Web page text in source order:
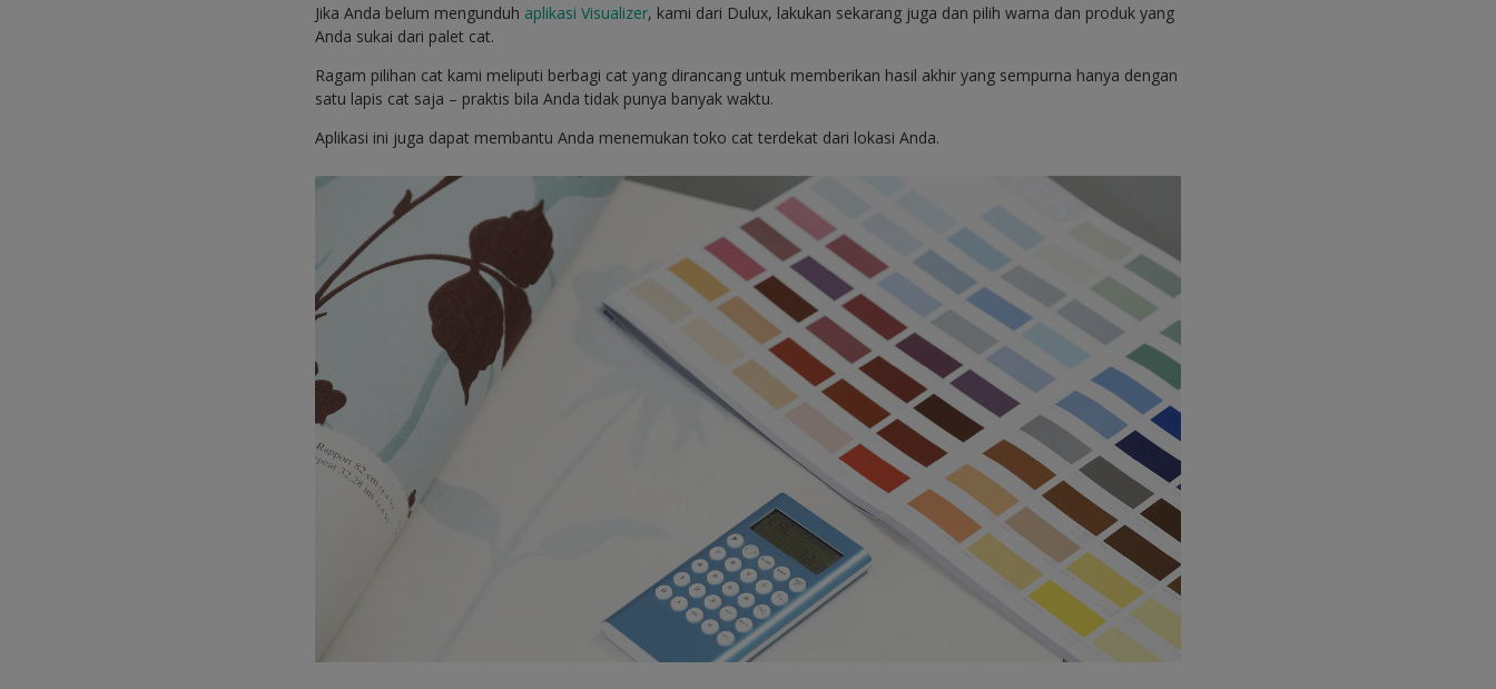
Jika Anda belum mengunduh aplikasi Visualizer, kami dari Dulux, lakukan sekarang juga dan pilih warna dan produk yang
Anda sukai dari palet cat.
Ragam pilihan cat kami meliputi berbagi cat yang dirancang untuk memberikan hasil akhir yang sempurna hanya dengan
satu lapis cat saja – praktis bila Anda tidak punya banyak waktu.
Aplikasi ini juga dapat membantu Anda menemukan toko cat terdekat dari lokasi Anda.